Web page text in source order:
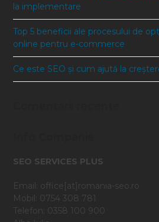
la implementare
Top 5 beneficii ale procesului de
online pentru e-commerce
Ce este SEO și cum ajută la
SEO SERVICES PLUS
Email: office[at]romania-seo.ro
Mobil: 0754 308 781
Telefon: 0358 100 900